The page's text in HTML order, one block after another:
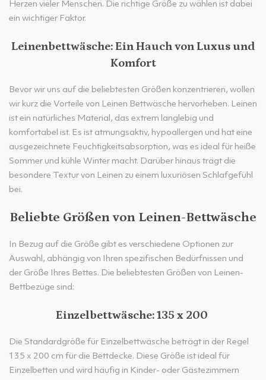
Herzen vieler Menschen. Die richtige Größe zu wählen ist dabei
ein wichtiger Faktor.
Leinenbettwäsche: Ein Hauch von Luxus und
Komfort
Bevor wir uns auf die beliebtesten Größen konzentrieren, wollen
wir kurz die Vorteile von Leinen Bettwäsche hervorheben. Leinen
ist ein natürliches Material, das extrem langlebig und
komfortabel ist. Es ist atmungsaktiv, hypoallergen und hat eine
ausgezeichnete Feuchtigkeitsabsorption, was es ideal für heiße
Sommer und kühle Winter macht. Darüber hinaus trägt die
besondere Textur von Leinen zu einem luxuriösen Schlafgefühl
bei.
Beliebte Größen von Leinen-Bettwäsche
In Bezug auf die Größe gibt es verschiedene Optionen zur
Auswahl, abhängig von Ihren spezifischen Bedürfnissen und
der Größe Ihres Bettes. Die beliebtesten Größen von Leinen-
Bettbezüge sind:
Einzelbettwäsche: 135 x 200
Die Standardgröße für Einzelbettwäsche beträgt in der Regel
135 x 200 cm für die Bettdecke. Diese Größe ist ideal für
Einzelbetten und wird häufig in Kinder- oder Gästezimmern